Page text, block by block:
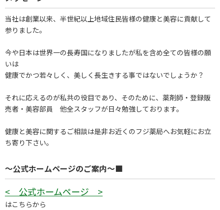
当社は創業以来、半世紀以上地域住民皆様の健康と美容に貢献して
参りました。
今や日本は世界一の長寿国になりましたが私を含め全ての皆様の願
いは
健康でかつ若々しく、美しく長生きする事ではないでしょうか？
それに応えるのが私共の役目であり、そのために、薬剤師・登録販
売者・美容部員 他全スタッフが日々勉強しております。
健康と美容に関するご相談は是非お近くのフジ薬局へお気軽にお立
ち寄り下さい。
～公式ホームページのご案内～■
< 公式ホームページ >
はこちらから